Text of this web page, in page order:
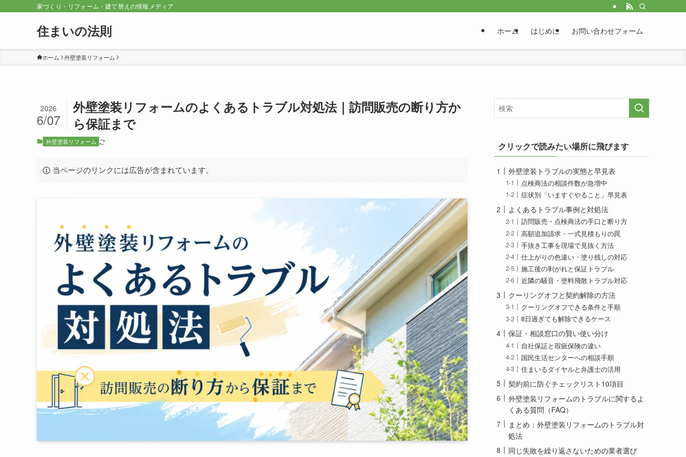
家づくり・リフォーム・建て替えの情報メディア
住まいの法則 ホーム はじめに お問い合わせフォーム
ホーム 外壁塗装リフォーム
外壁塗装リフォームのよくあるトラブル対処法｜訪問販売の断り方か
ら保証まで
2026
6/07
外壁塗装リフォーム
当ページのリンクには広告が含まれています。
クリックで読みたい場所に飛びます
外壁塗装トラブルの実態と早見表
点検商法の相談件数が急増中
症状別「いますぐやること」早見表
よくあるトラブル事例と対処法
訪問販売・点検商法の手口と断り方
高額追加請求・一式見積もりの罠
手抜き工事を現場で見抜く方法
仕上がりの色違い・塗り残しの対応
施工後の剥がれと保証トラブル
近隣の騒音・塗料飛散トラブル対応
クーリングオフと契約解除の方法
クーリングオフできる条件と手順
8日過ぎても解除できるケース
保証・相談窓口の賢い使い分け
自社保証と瑕疵保険の違い
国民生活センターへの相談手順
住まいるダイヤルと弁護士の活用
契約前に防ぐチェックリスト10項目
外壁塗装リフォームのトラブルに関するよ
くある質問（FAQ）
まとめ：外壁塗装リフォームのトラブル対
処法
同じ失敗を繰り返さないための業者選び